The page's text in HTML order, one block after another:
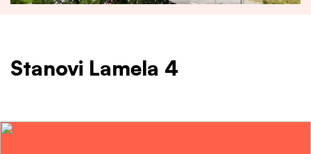
Stanovi Lamela 4